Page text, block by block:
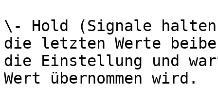
\- Hold (Signale
die letzten Werte
die Einstellung und
Wert übernommen wird.